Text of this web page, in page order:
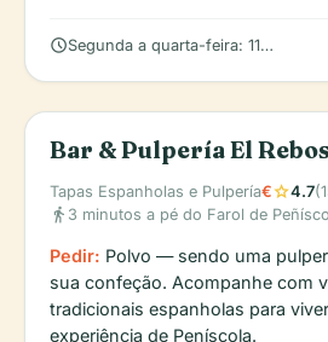
scheduleSegunda a quarta-feira: 11h00 –
Bar & Pulpería El
Tapas Espanholas e Pulpería€star4.7
directions_walk 3 minutos a pé do Farol de
Pedir: Polvo — sendo uma
sua confeção. Acompanhe com
tradicionais espanholas para
experiência de Peníscola.